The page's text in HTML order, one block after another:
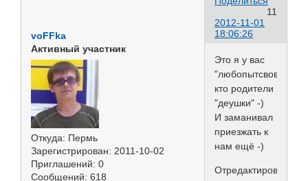
11
2012-11-01
18:06:26
voFFka
Активный участник
Откуда: Пермь
Зарегистрирован: 2011-10-02
Приглашений: 0
Сообщений: 618
Это я у вас
"любопытсвовал",
кто родители
"деушки" -)
И заманивал
приезжать к
нам ещё -)
Отредактировано